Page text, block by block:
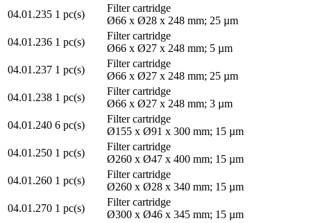
04.01.235 1 pc(s)
Filter cartridge
Ø66 x Ø28 x 248 mm; 25 µm
04.01.236 1 pc(s)
Filter cartridge
Ø66 x Ø27 x 248 mm; 5 µm
04.01.237 1 pc(s)
Filter cartridge
Ø66 x Ø27 x 248 mm; 25 µm
04.01.238 1 pc(s)
Filter cartridge
Ø66 x Ø27 x 248 mm; 3 µm
04.01.240 6 pc(s)
Filter cartridge
Ø155 x Ø91 x 300 mm; 15 µm
04.01.250 1 pc(s)
Filter cartridge
Ø260 x Ø47 x 400 mm; 15 µm
04.01.260 1 pc(s)
Filter cartridge
Ø260 x Ø28 x 340 mm; 15 µm
04.01.270 1 pc(s)
Filter cartridge
Ø300 x Ø46 x 345 mm; 15 µm